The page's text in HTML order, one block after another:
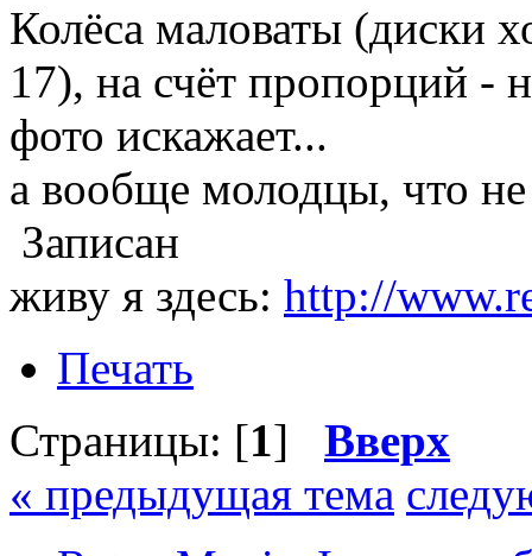
Колёса маловаты (диски
17), на счёт пропорций -
фото искажает...
а вообще молодцы, что
Записан
живу я здесь: http://
Печать
Страницы: [1] Вверх
« предыдущая тема